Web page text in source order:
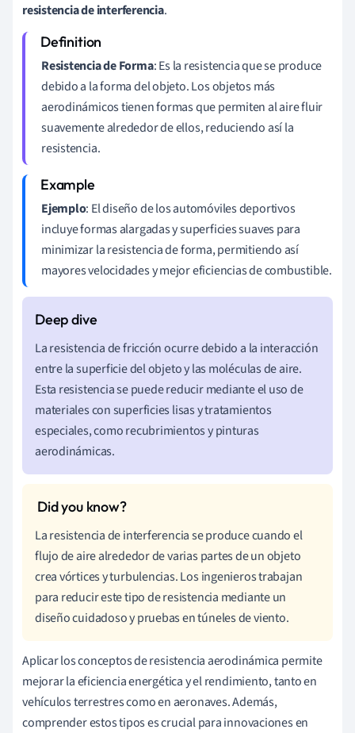
resistencia de interferencia.
Resistencia de Forma: Es la resistencia que se produce
debido a la forma del objeto. Los objetos más
aerodinámicos tienen formas que permiten al aire fluir
suavemente alrededor de ellos, reduciendo así la
resistencia.
Ejemplo: El diseño de los automóviles deportivos
incluye formas alargadas y superficies suaves para
minimizar la resistencia de forma, permitiendo así
mayores velocidades y mejor eficiencias de combustible.
La resistencia de fricción ocurre debido a la interacción
entre la superficie del objeto y las moléculas de aire.
Esta resistencia se puede reducir mediante el uso de
materiales con superficies lisas y tratamientos
especiales, como recubrimientos y pinturas
aerodinámicas.
La resistencia de interferencia se produce cuando el
flujo de aire alrededor de varias partes de un objeto
crea vórtices y turbulencias. Los ingenieros trabajan
para reducir este tipo de resistencia mediante un
diseño cuidadoso y pruebas en túneles de viento.
Aplicar los conceptos de resistencia aerodinámica permite
mejorar la eficiencia energética y el rendimiento, tanto en
vehículos terrestres como en aeronaves. Además,
comprender estos tipos es crucial para innovaciones en